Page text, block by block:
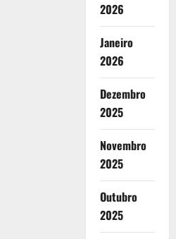
2026
Janeiro
2026
Dezembro
2025
Novembro
2025
Outubro
2025